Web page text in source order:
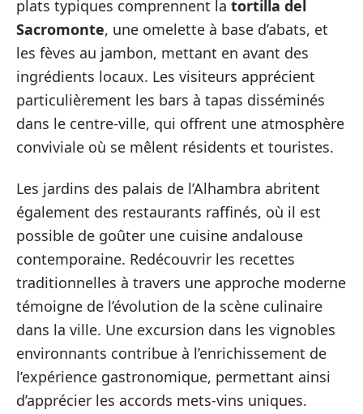
plats typiques comprennent la tortilla del
Sacromonte, une omelette à base d’abats, et
les fèves au jambon, mettant en avant des
ingrédients locaux. Les visiteurs apprécient
particulièrement les bars à tapas disséminés
dans le centre-ville, qui offrent une atmosphère
conviviale où se mêlent résidents et touristes.
Les jardins des palais de l’Alhambra abritent
également des restaurants raffinés, où il est
possible de goûter une cuisine andalouse
contemporaine. Redécouvrir les recettes
traditionnelles à travers une approche moderne
témoigne de l’évolution de la scène culinaire
dans la ville. Une excursion dans les vignobles
environnants contribue à l’enrichissement de
l’expérience gastronomique, permettant ainsi
d’apprécier les accords mets-vins uniques.